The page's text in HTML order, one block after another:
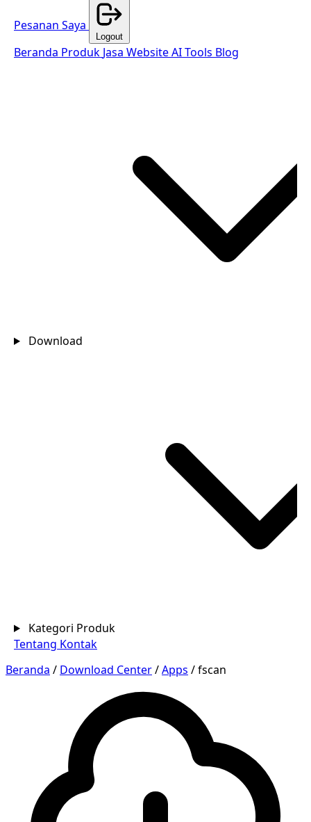
Pesanan Saya
Logout
Beranda Produk Jasa WebsiteAI Tools Blog
Download
Kategori Produk
Tentang Kontak
Beranda / Download Center/Apps /fscan